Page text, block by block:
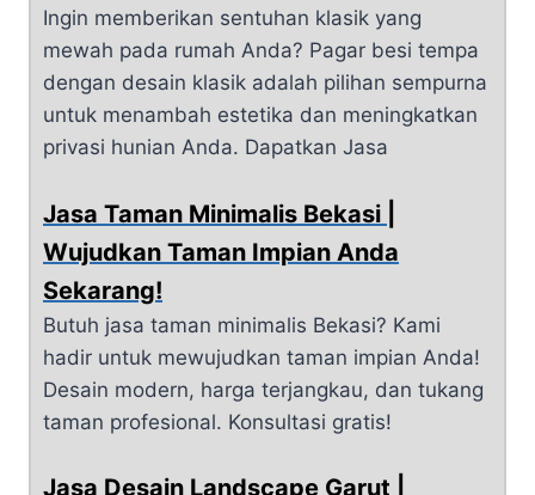
Ingin memberikan sentuhan klasik yang
mewah pada rumah Anda? Pagar besi tempa
dengan desain klasik adalah pilihan sempurna
untuk menambah estetika dan meningkatkan
privasi hunian Anda. Dapatkan Jasa
Jasa Taman Minimalis Bekasi |
Wujudkan Taman Impian Anda
Sekarang!
Butuh jasa taman minimalis Bekasi? Kami
hadir untuk mewujudkan taman impian Anda!
Desain modern, harga terjangkau, dan tukang
taman profesional. Konsultasi gratis!
Jasa Desain Landscape Garut |